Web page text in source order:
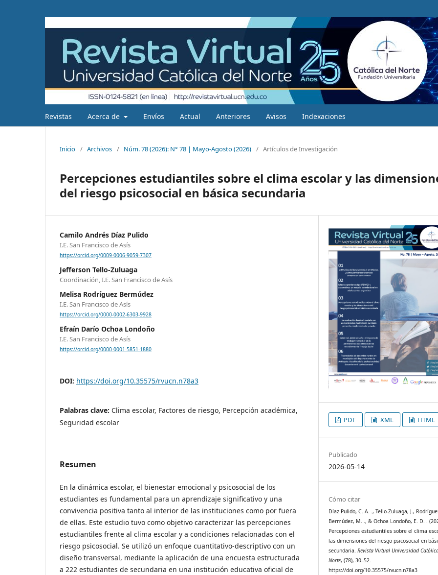
Revistas Acerca de Envíos Actual Anteriores Avisos Indexaciones
Inicio / Archivos / Núm. 78 (2026): N° 78 | Mayo-Agosto (2026) / Artículos de Investigación
Percepciones estudiantiles sobre el clima escolar y las
del riesgo psicosocial en básica secundaria
Camilo Andrés Díaz Pulido
I.E. San Francisco de Asís
https://orcid.org/0009-0006-9059-7307
Jefferson Tello-Zuluaga
Coordinación, I.E. San Francisco de Asís
Melisa Rodríguez Bermúdez
I.E. San Francisco de Asís
https://orcid.org/0000-0002-6303-9928
Efraín Darío Ochoa Londoño
I.E. San Francisco de Asís
https://orcid.org/0000-0001-5851-1880
DOI: https://doi.org/10.35575/rvucn.n78a3
Palabras clave: Clima escolar, Factores de riesgo, Percepción académica,
Seguridad escolar
Resumen
En la dinámica escolar, el bienestar emocional y psicosocial de los
estudiantes es fundamental para un aprendizaje significativo y una
convivencia positiva tanto al interior de las instituciones como por fuera
de ellas. Este estudio tuvo como objetivo caracterizar las percepciones
estudiantiles frente al clima escolar y a condiciones relacionadas con el
riesgo psicosocial. Se utilizó un enfoque cuantitativo-descriptivo con un
diseño transversal, mediante la aplicación de una encuesta estructurada
a 222 estudiantes de secundaria en una institución educativa oficial de
PDF XML HTML
Publicado
2026-05-14
Cómo citar
Díaz Pulido, C. A. ., Tello-Zuluaga, J.,
Bermúdez, M. ., & Ochoa Londoño, E. D. .
Percepciones estudiantiles sobre el clima
las dimensiones del riesgo psicosocial en
secundaria.Revista Virtual Universidad
Norte, (78), 30–52.
https://doi.org/10.35575/rvucn.n78a3